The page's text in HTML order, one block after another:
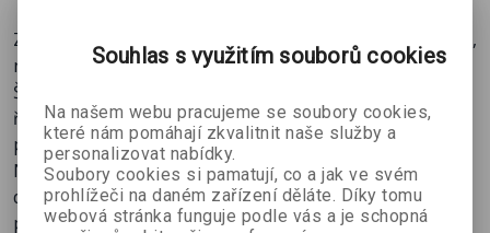
Zveme vás na dobrodružnou výpravu proti proudu času,
na cestu za řekou…
Šest autorů spojilo síly, aby vzdali svými příběhy poctu
řece, kterou k nim váže osobní pouto - řece Vltavě,
prastaré patronce našich zemí.Řeka je srdcem krajiny.
Někdy bývá mírná a přátelská, jindy zase nespoutaná a
divoká. Naši předkové mnohokrát poznali její vrtkavou
povahu – to, jak dovede být štědrá, ale také ničivá a
Souhlas s využitím souborů cookies
Na našem webu pracujeme se soubory cookies,
které nám pomáhají zkvalitnit naše služby a
personalizovat nabídky.
Soubory cookies si pamatují, co a jak ve svém
prohlížeči na daném zařízení děláte. Díky tomu
webová stránka funguje podle vás a je schopná